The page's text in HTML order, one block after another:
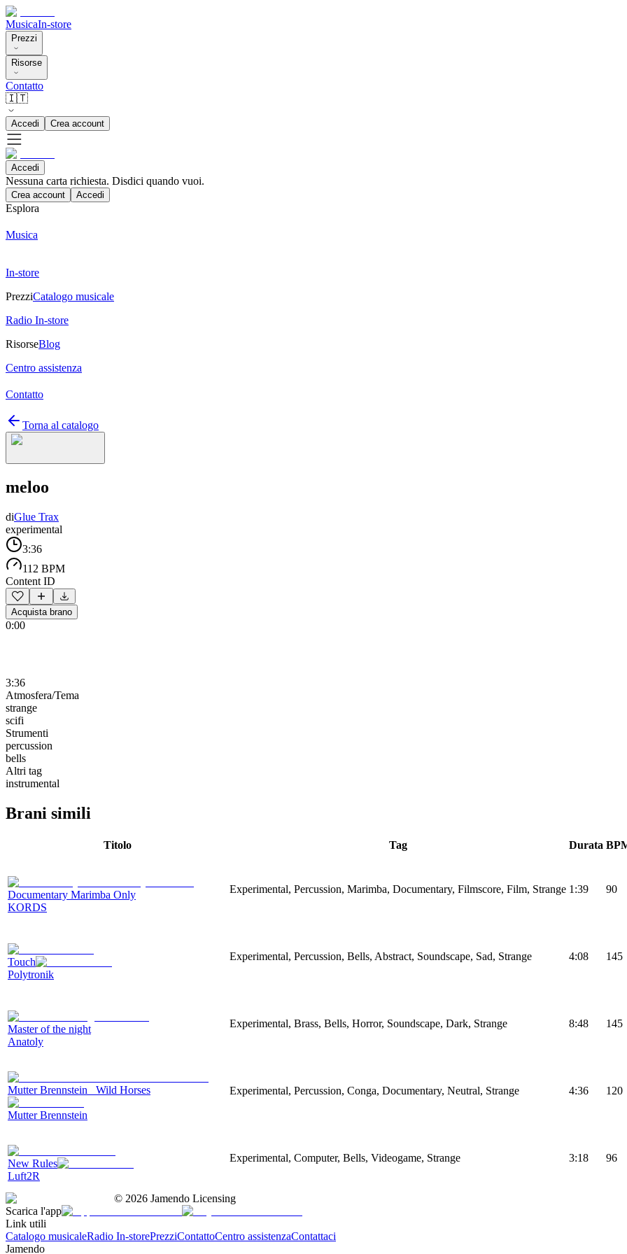
MusicaIn-store
Prezzi
Risorse
Contatto
🇮🇹
Accedi Crea account
Accedi
Nessuna carta richiesta. Disdici quando vuoi.
Crea account Accedi
Esplora
Musica
In-store
PrezziCatalogo musicale
Radio In-store
RisorseBlog
Centro assistenza
Contatto
Torna al catalogo
meloo
diGlue Trax
experimental
3:36
112 BPM
Content ID
Acquista brano
0:00
3:36
Atmosfera/Tema
strange
scifi
Strumenti
percussion
bells
Altri tag
instrumental
Brani simili
Titolo Tag Durata
Documentary Marimba Only
KORDS
Experimental, Percussion, Marimba, Documentary, Filmscore, Film, Strange 1:39 90
Touch
Polytronik
Experimental, Percussion, Bells, Abstract, Soundscape, Sad, Strange 4:08 145
Master of the night
Anatoly
Experimental, Brass, Bells, Horror, Soundscape, Dark, Strange 8:48 145
Mutter Brennstein_ Wild Horses
Mutter Brennstein
Experimental, Percussion, Conga, Documentary, Neutral, Strange 4:36 120
New Rules
Luft2R
Experimental, Computer, Bells, Videogame, Strange 3:18 96
© 2026 Jamendo Licensing
Scarica l'app
Link utili
Catalogo musicaleRadio In-storePrezziContattoCentro assistenzaContattaci
Jamendo